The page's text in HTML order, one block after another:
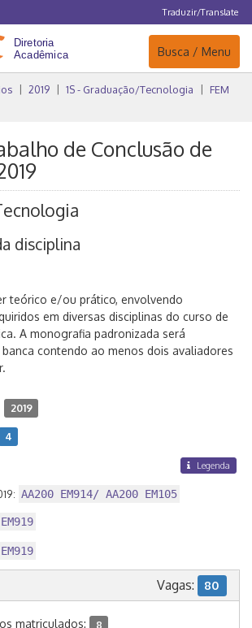
Traduzir/Translate
Navegação
Busca / Menu
2019 1S - Graduação/Tecnologia
FEM
de Conclusão de
disciplina
teórico e/ou prático, envolvendo
em diversas disciplinas do curso de
A monografia padronizada será
contendo ao menos dois avaliadores
2019
4
Legenda
AA200 EM914/ AA200 EM105
EM919
EM919
Vagas: 80
matriculados: 8